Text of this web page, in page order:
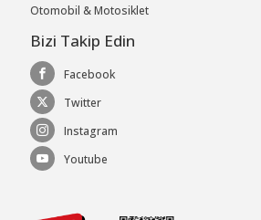
Otomobil & Motosiklet
Bizi Takip Edin
Facebook
Twitter
Instagram
Youtube